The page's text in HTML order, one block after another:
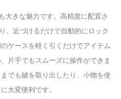
大きな魅力です。高精度に配置さ
、近づけるだけで自動的にロック
ケースを軽く引くだけでアイテム
片手でもスムーズに操作ができま
でも鍵を取り出したり、小物を使
大変便利です。